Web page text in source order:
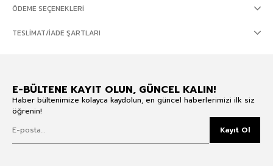
ÖDEME SEÇENEKLERI
TESLIMAT/İADE ŞARTLARI
E-BÜLTENE KAYIT OLUN, GÜNCEL KALIN!
Haber bültenimize kolayca kaydolun, en güncel haberlerimizi ilk siz
öğrenin!
Kayıt Ol